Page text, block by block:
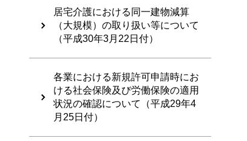
居宅介護における同一建物減算
（大規模）の取り扱い等について
（平成30年3月22日付）
各業における新規許可申請時にお
ける社会保険及び労働保険の適用
状況の確認について（平成29年4
月25日付）